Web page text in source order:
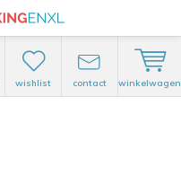
wishlist contact winkelwagen